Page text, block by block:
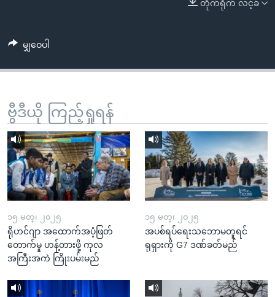
ရှာဖွေ
နေရာ
သို့
ကျော်
ရန်
တိုက်ရိုက် လင့်ခ်
မျှဝေပါ
ဗွီဒီယို ကြည့်ရှုရန်
၁၅ မတ္၊ ၂၀၂၅
ရိုဟင်ဂျာ အထောက်အပံ့ဖြတ်
တောက်မှု ဟန့်တားဖို့ ကုလ
အကြီးအကဲ ကြိုးပမ်းမည်
၁၅ မတ္၊ ၂၀၂၅
အပစ်ရပ်ရေးသဘောမတူရင်
ရုရှားကို G7 ဒဏ်ခတ်မည်